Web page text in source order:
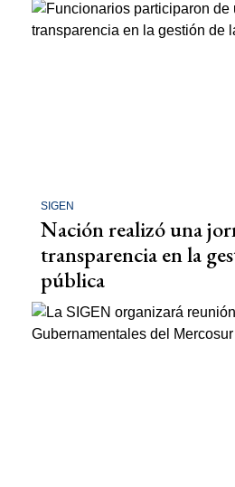
SIGEN
Nación realizó una
transparencia en la
pública